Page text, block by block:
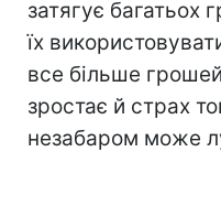
затягує багатьох
їх
все більше
зростає й страх
незабаром може